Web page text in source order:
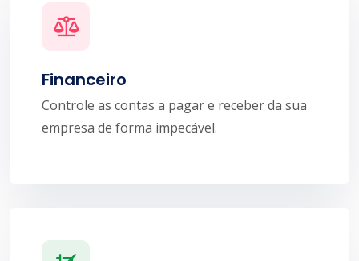
Financeiro
Controle as contas a pagar e receber da sua
empresa de forma impecável.